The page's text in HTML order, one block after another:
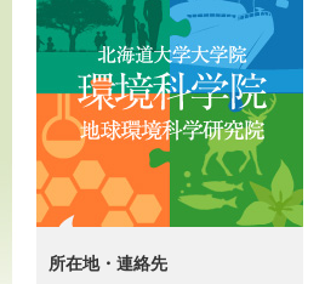
所在地・連絡先